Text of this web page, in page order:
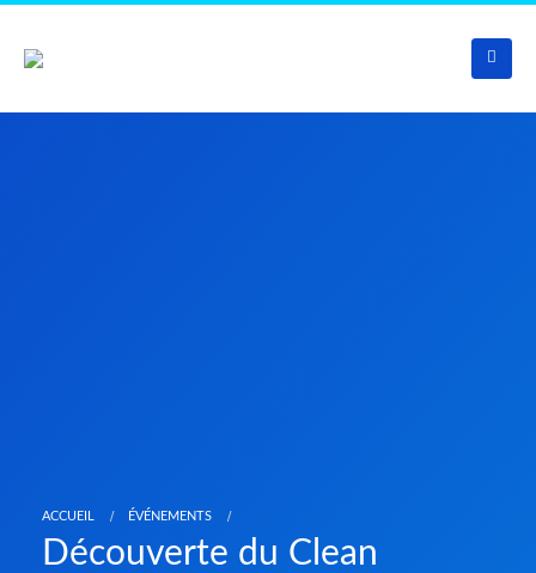
ACCUEIL ÉVÉNEMENTS
Découverte du Clean